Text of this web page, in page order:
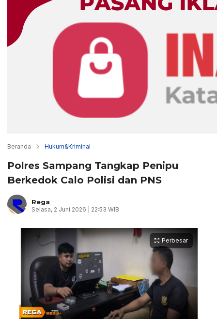
Beranda Hukum&Kriminal
Polres Sampang Tangkap Penipu
Berkedok Calo Polisi dan PNS
Rega
Selasa, 2 Juni 2026 | 22:53 WIB
Perbesar